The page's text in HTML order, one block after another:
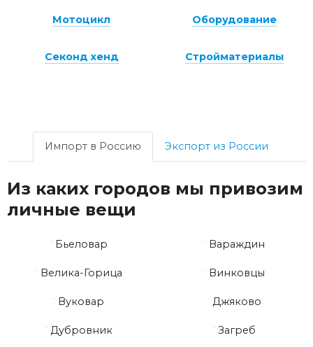
Импорт в Россию Экспорт из России
Из каких городов мы привозим
личные вещи
Бьеловар Вараждин
Велика-Горица Винковцы
Вуковар Джяково
Дубровник Загреб
Мотоцикл Оборудование
Секонд хенд Стройматериалы